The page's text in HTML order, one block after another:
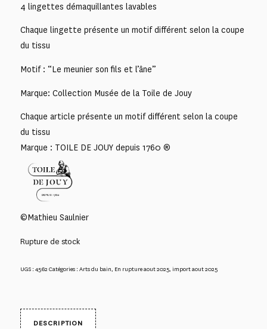
4 lingettes démaquillantes lavables
Chaque lingette présente un motif différent selon la coupe
du tissu
Motif : “Le meunier son fils et l’âne”
Marque: Collection Musée de la Toile de Jouy
Chaque article présente un motif différent selon la coupe
du tissu
Marque : TOILE DE JOUY depuis 1760 ®
©Mathieu Saulnier
Rupture de stock
UGS :4562Catégories :Arts du bain, En rupture aout 2025, import aout 2025
DESCRIPTION